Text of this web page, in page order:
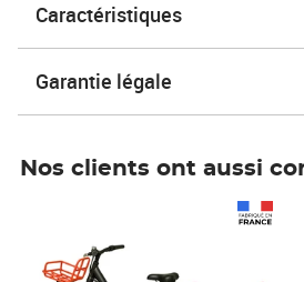
Caractéristiques
Garantie légale
Nos clients ont aussi